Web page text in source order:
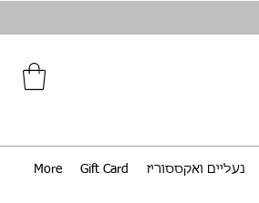
נעליים ואקססוריז Gift Card
More